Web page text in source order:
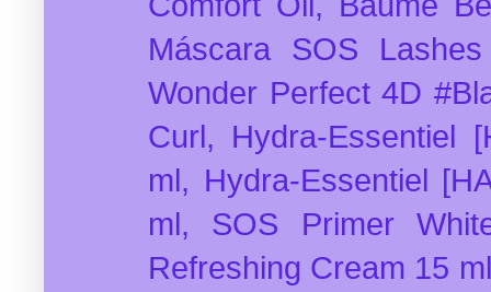
Máscara SOS
Wonder Perfect 4D
Curl, Hydra-Essentiel
ml, Hydra-Essentiel
ml, SOS Primer
Refreshing Cream 15